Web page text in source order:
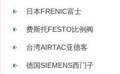
日本FRENIC富士
费斯托FESTO比例阀
台湾AIRTAC亚德客
德国SIEMENS西门子